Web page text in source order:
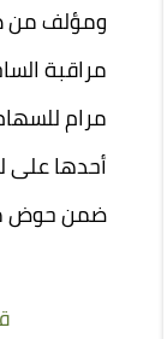
ومؤلف من
مراقبة
أحدها على
ضمن حوض ماء